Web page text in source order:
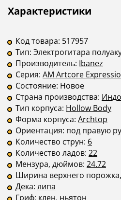
Описание
Характеристики
Инструкции
Код товара: 517957
Тип: Электрогитара
Производитель: Ibanez
Серия: AM Artcore
Состояние: Новое
Страна производства:
Тип корпуса: Hollow Body
Форма корпуса: Archtop
Ориентация: под правую
Количество струн: 6
Количество ладов: 22
Мензура, дюймов: 24.72
Ширина верхнего
Дека: липа
Гриф: клен, ньятон